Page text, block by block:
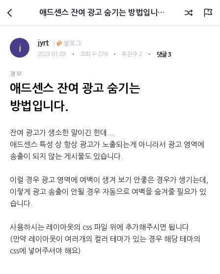
회원광장 애드센스 잔여 광고 숨기는 방법입니다.
j
jyrt 블로그
2023.01.03 ・ 조회 수 279 ・ 추천 수 2 ・ 댓글 3
정보
애드센스 잔여 광고 숨기는
방법입니다.
잔여 광고가 생소한 말이긴 한데....
애드센스 특성 상 항상 광고가 노출되는게 아니라서 광고 영역에
송출이 되지 않는 게시물도 있습니다.
이럴 경우 광고 영역에 여백이 생겨 보기 안좋은 경우가 생기는데,
이렇게 광고 송출이 안될 경우 자동으로 여백을 숨겨줄 필요가 있
습니다.
사용하시는 레이아웃의 css 파일 위에 추가해주시면 됩니다.
(만약 레이아웃이 여러개의 컬러 테마가 있는 경우 해당 테마의
css에 넣어주셔야 해요)